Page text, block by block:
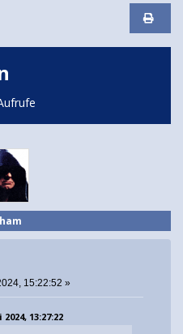
15:22:52 »
13:27:22